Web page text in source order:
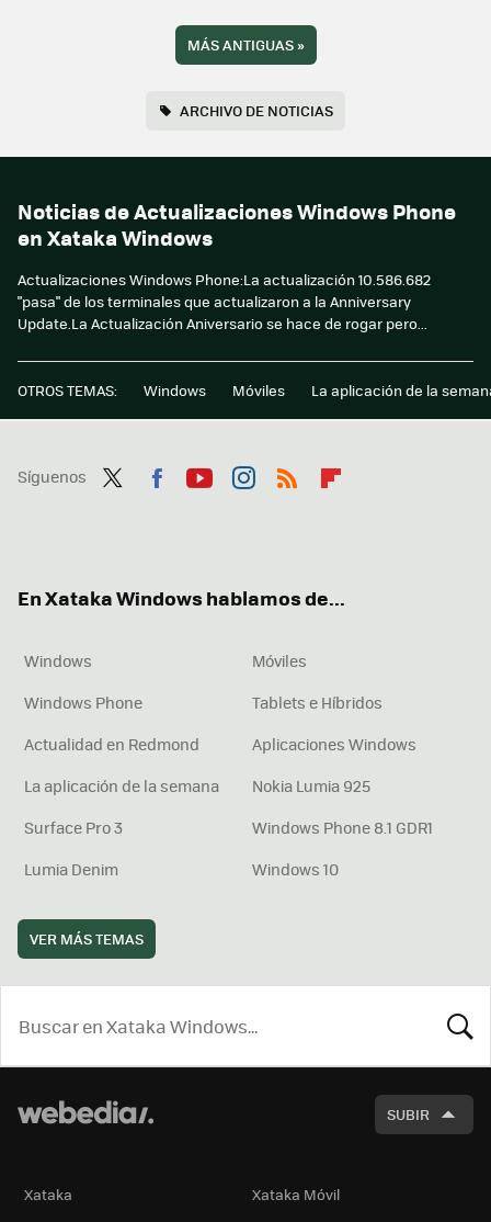
MÁS ANTIGUAS»
ARCHIVO DE NOTICIAS
Noticias de Actualizaciones Windows Phone
en Xataka Windows
Actualizaciones Windows Phone:La actualización 10.586.682
"pasa" de los terminales que actualizaron a la Anniversary
Update.La Actualización Aniversario se hace de rogar pero...
OTROS TEMAS: Windows Móviles La aplicación de la
Síguenos
En Xataka Windows hablamos de...
Windows
Móviles
Windows Phone
Tablets e Híbridos
Actualidad en Redmond
Aplicaciones Windows
La aplicación de la semana
Nokia Lumia 925
Surface Pro 3
Windows Phone 8.1 GDR1
Lumia Denim
Windows 10
VER MÁS TEMAS
SUBIR
Xataka
Xataka Móvil